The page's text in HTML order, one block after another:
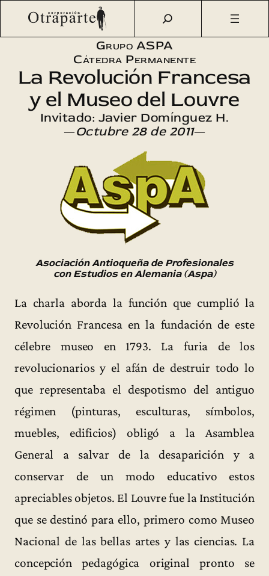
Saltar
Otraparte.org/Agenda Cultural Aspa
La Revolución
Francesa y el Museo del Louvre
Grupo ASPA
Cátedra Permanente
La Revolución Francesa
y el Museo del Louvre
Invitado: Javier Domínguez H.
—Octubre 28 de 2011—
Asociación Antioqueña de Profesionales
con Estudios en Alemania (Aspa)
La charla aborda la función que cumplió la
Revolución Francesa en la fundación de este
célebre museo en 1793. La furia de los
revolucionarios y el afán de destruir todo lo
que representaba el despotismo del antiguo
régimen (pinturas, esculturas, símbolos,
muebles, edificios) obligó a la Asamblea
General a salvar de la desaparición y a
conservar de un modo educativo estos
apreciables objetos. El Louvre fue la Institución
que se destinó para ello, primero como Museo
Nacional de las bellas artes y las ciencias. La
concepción pedagógica original pronto se